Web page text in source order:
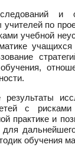
и
по
учебной
с рисками
практике и
для
обучения